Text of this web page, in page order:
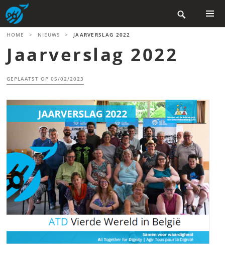
Skip
to
content

HOME > NIEUWS > JAARVERSLAG 2022
Jaarverslag 2022
GEPLAATST OP05/02/2023